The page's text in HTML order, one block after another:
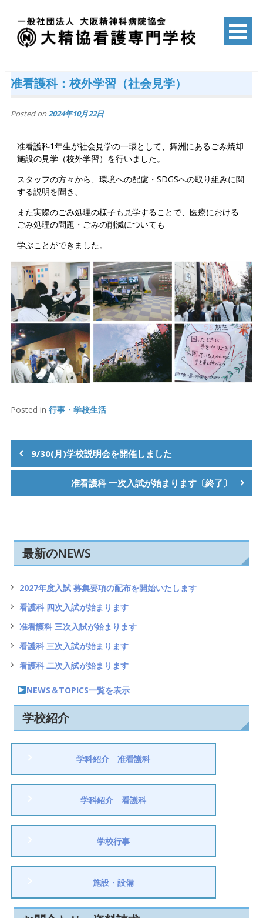
content
大精協看護専門学校
准看護科：校外学習（社会見学）
Posted on2024年10月22日
准看護科1年生が社会見学の一環として、舞洲にあるごみ焼却
施設の見学（校外学習）を行いました。
スタッフの方々から、環境への配慮・SDGSへの取り組みに関
する説明を聞き、
また実際のごみ処理の様子も見学することで、医療における
ごみ処理の問題・ごみの削減についても
学ぶことができました。
Posted in 行事・学校生活
投
稿
ナ
シ
ョ
ン
9/30(月)学校説明会を開催しました
准看護科 一次入試が始まります〔終了〕
最新のNEWS
2027年度入試 募集要項の配布を開始いたします
看護科 四次入試が始まります
准看護科 三次入試が始まります
看護科 三次入試が始まります
看護科 二次入試が始まります
NEWS＆TOPICS一覧を表示
学校紹介
学科紹介 准看護科
学科紹介 看護科
学校行事
施設・設備